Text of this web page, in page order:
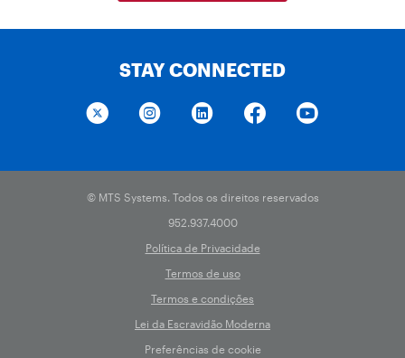
STAY CONNECTED
© MTS Systems. Todos os direitos reservados
952.937.4000
Política de Privacidade
Termos de uso
Termos e condições
Lei da Escravidão Moderna
Preferências de cookie